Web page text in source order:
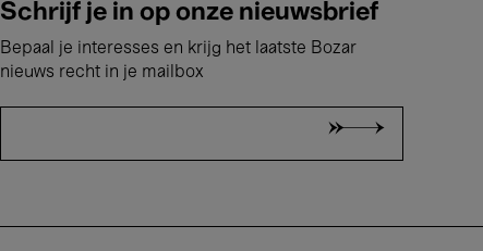
Schrijf je in op onze nieuwsbrief
Bepaal je interesses en krijg het laatste Bozar
nieuws recht in je mailbox